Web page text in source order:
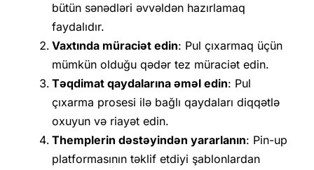
bütün sənədləri əvvəldən hazırlamaq
faydalıdır.
Vaxtında müraciət edin: Pul çıxarmaq üçün
mümkün olduğu qədər tez müraciət edin.
Təqdimat qaydalarına əməl edin: Pul
çıxarma prosesi ilə bağlı qaydaları diqqətlə
oxuyun və riayət edin.
Themplerin dəstəyindən yararlanın: Pin-up
platformasının təklif etdiyi şablonlardan